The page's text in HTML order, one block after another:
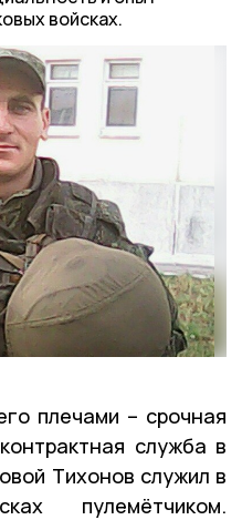
войсках.
плечами – срочная
служба в
Тихонов служил в
пулемётчиком.